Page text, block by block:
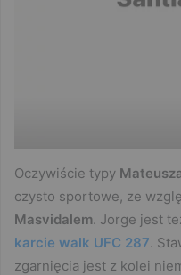
Oczywiście typy
czysto sportowe, ze
Masvidalem. Jorge jest
karcie walk UFC 287.
zgarnięcia jest z kolei